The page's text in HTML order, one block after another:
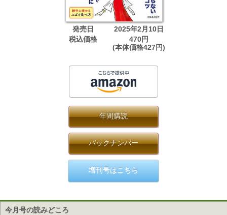
発売日
2025年2月10日
税込価格
470円
(本体価格427円)
年間購読
バックナンバー
増刊号はこちら
今月号の読みどころ